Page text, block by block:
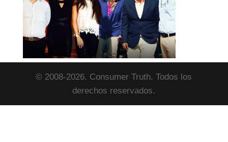
© 2008-2026. Consumer Truth. Todos los
derechos reservados.